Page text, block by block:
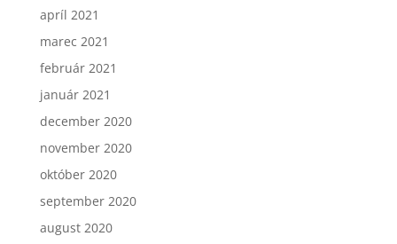
apríl 2021
marec 2021
február 2021
január 2021
december 2020
november 2020
október 2020
september 2020
august 2020